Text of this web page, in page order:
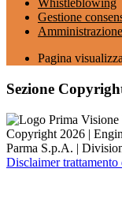
Whistleblowing
Gestione
Pagina
Sezione
Copyright 2026 |
Parma S.p.A. |
Disclaimer trattamento